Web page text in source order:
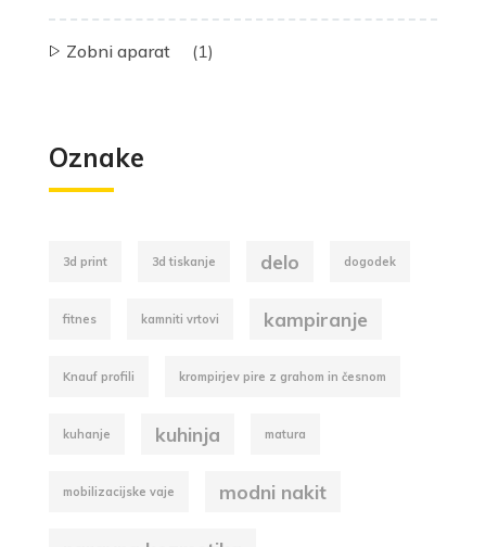
Zobni aparat (1)
Oznake
3d print 3d tiskanje delo dogodek
fitnes kamniti vrtovi kampiranje
Knauf profili krompirjev pire z grahom in česnom
kuhanje kuhinja matura
mobilizacijske vaje modni nakit